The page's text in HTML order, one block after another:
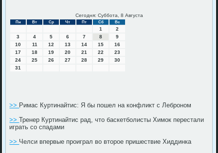
Сегодня: Суббота, 8 Августа
Пн Вт Ср Чт Пт Сб Вс
1
2
3
4 5 6 7 8
9
10
11 12 13 14 15
16
17
18 19 20 21 22
23
24
25 26 27 28 29
30
31
>> Римас Куртинайтис: Я бы пошел на конфликт с Леброном
>>Тренер Куртинайтис рад, что баскетболисты Химок перестали
играть со спадами
>> Челси впервые проиграл во второе пришествие Хиддинка